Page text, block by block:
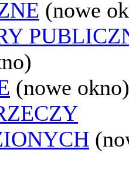
(nowe
(nowe okno)